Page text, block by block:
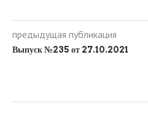
предыдущая публикация
Выпуск №235 от 27.10.2021